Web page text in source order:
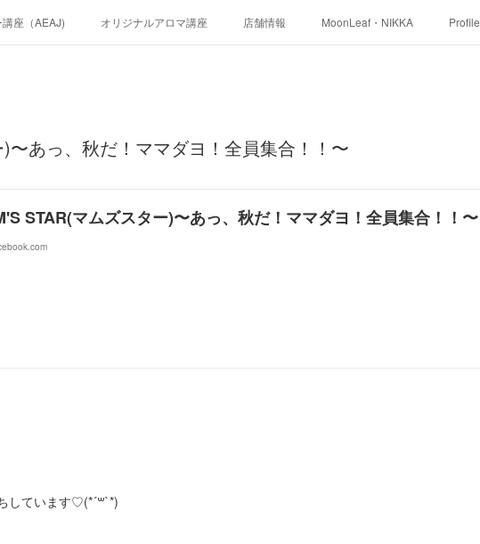
座（AEAJ) オリジナルアロマ講座 店舗情報 MoonLeaf・NIKKA Profile
〜あっ、秋だ！ママダヨ！全員集合！！〜
STAR(マムズスター)〜あっ、秋だ！ママダヨ！全員集合！！〜
しています♡(*´꒳`*)